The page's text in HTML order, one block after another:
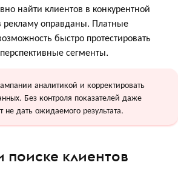
найти клиентов в конкурентной
оправданы. Платные
быстро протестировать
сегменты.
аналитикой и корректировать
Без контроля показателей даже
дать ожидаемого результата.
клиентов